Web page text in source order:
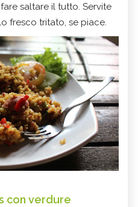
saltare il tutto. Servite
fresco tritato, se piace.
con verdure